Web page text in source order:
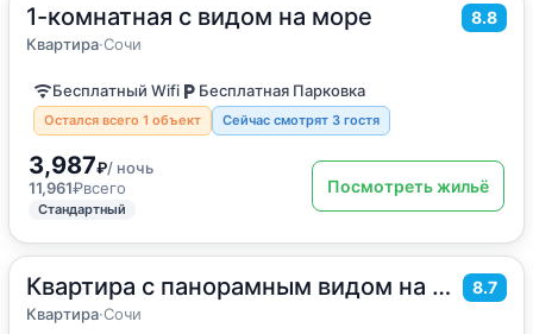
1-комнатная с видом на море 8.8
Квартира·Сочи
35м2· 4 гостя
Квартира
Бесплатный Wifi Бесплатная Парковка
Остался всего 1 объект Сейчас смотрят 3 гостя
3,987₽/ ночь
11,961₽всего
Стандартный
Посмотреть жильё
Квартира с панорамным видом на море 8.7
Квартира·Сочи
35м2·4 гостя
Квартира